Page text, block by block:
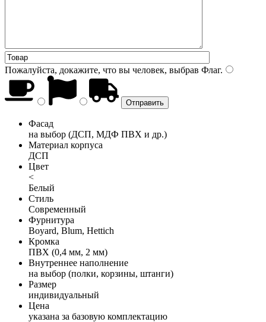
Пожалуйста, докажите, что вы человек, выбрав Флаг.
Фасад
на выбор (ДСП, МДФ ПВХ и др.)
Материал корпуса
ДСП
Цвет
<
Белый
Стиль
Современный
Фурнитура
Boyard, Blum, Hettich
Кромка
ПВХ (0,4 мм, 2 мм)
Внутреннее наполнение
на выбор (полки, корзины, штанги)
Размер
индивидуальный
Цена
указана за базовую комплектацию